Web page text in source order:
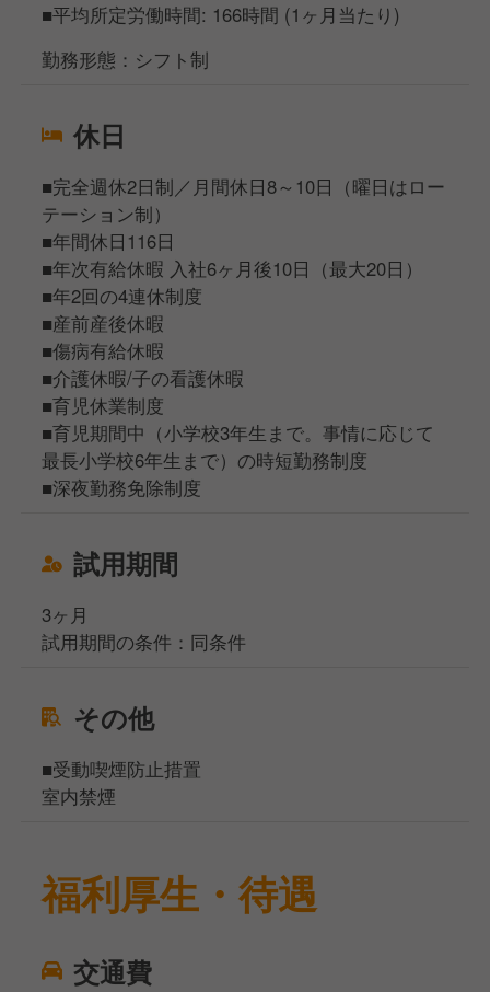
■平均所定労働時間: 166時間 (1ヶ月当たり)
勤務形態：シフト制
休日
■完全週休2日制／月間休日8～10日（曜日はロー
テーション制）
■年間休日116日
■年次有給休暇 入社6ヶ月後10日（最大20日）
■年2回の4連休制度
■産前産後休暇
■傷病有給休暇
■介護休暇/子の看護休暇
■育児休業制度
■育児期間中（小学校3年生まで。事情に応じて
最長小学校6年生まで）の時短勤務制度
■深夜勤務免除制度
試用期間
3ヶ月
試用期間の条件：同条件
その他
■受動喫煙防止措置
室内禁煙
福利厚生・待遇
交通費